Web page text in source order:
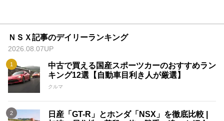
ＮＳＸ記事のデイリーランキング
2026.08.07UP
中古で買える国産スポーツカーのおすすめラン
キング12選【自動車目利き人が厳選】
クルマ
日産「GT-R」とホンダ「NSX」を徹底比較 |